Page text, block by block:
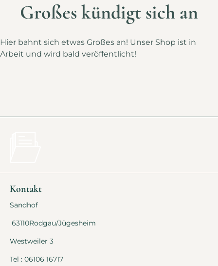
Großes kündigt sich an
Hier bahnt sich etwas Großes an! Unser Shop ist in
Arbeit und wird bald veröffentlicht!
Kontakt
Sandhof
63110Rodgau/Jügesheim
Westweiler 3
Tel : 06106 16717